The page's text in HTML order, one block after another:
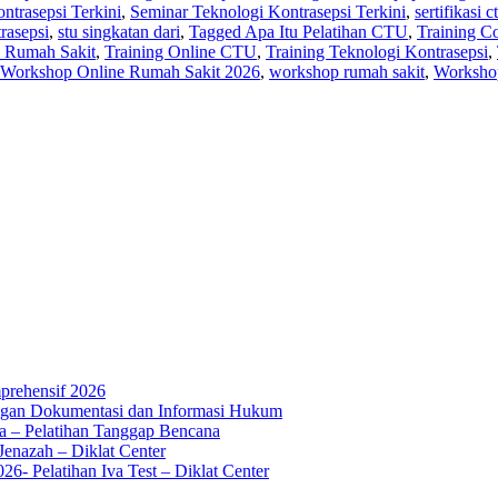
Terkini, Seminar Teknologi Kontrasepsi Terkini, sertifikasi
, stu singkatan dari, Tagged Apa Itu Pelatihan CTU, Training
Sakit, Training Online CTU, Training Teknologi Kontrasepsi,
Workshop Online Rumah Sakit 2026, workshop rumah sakit,
2026
Dokumentasi dan Informasi Hukum
– Pelatihan Tanggap Bencana
– Diklat Center
Pelatihan Iva Test – Diklat Center